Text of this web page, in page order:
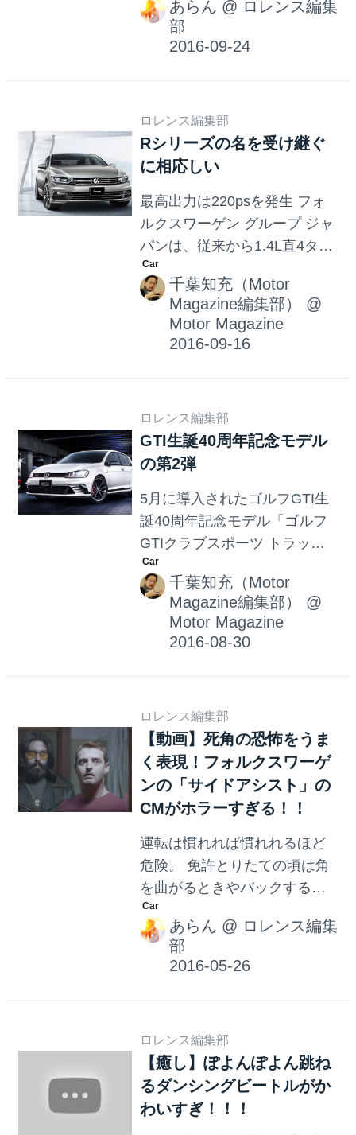
乗することができた。詳しい
試乗記はモーターマガジン12
随分と使い込まれたフォルク
スワーゲンのトラック。しか
し、このトラックを侮っては
す！！ 遠心力に逆らいながら
もエンジン全開でサーキット
を華麗にグルっと走っていき
ます！ 人は見た目ではないの
と、同じで車も見た目で判断
してはいけませんね。 それで
は動画をご覧ください！
あらん @ ロレンス編集
部
ロレンス編集部
Rシリーズの名を受け継ぐ
に相応しい
最高出力は220psを発生 フォ
ルクスワーゲン グループ ジャ
パンは、従来から1.4L直4ター
ボエンジンを採用してきたパ
サートRライン／パサートヴァ
リアントRラインに、よりパワ
フルな2L直4ターボエンジンを
日より発売している。 このパ
サート2.0TSI Rライン／パサ
ートヴァリント2.0TSI Rライ
ンが搭載した2.0TSIエンジン
は、スポーツモデルの「ゴル
フGTI」と同じ最高出力
162kW（220ps）と最大トルク
350Nmを発生し、アダプティ
ブシャシーコントロー
ル“DCC”を標準装備し...
千葉知充（Motor
Magazine編集部）
@
Motor Magazine
ロレンス編集部
GTI生誕40周年記念モデル
の第2弾
5月に導入されたゴルフGTI生
誕40周年記念モデル「ゴルフ
GTIクラブスポーツ トラック
エディション（限定400台）」
に続く第2弾が発売された。そ
れが「ゴルフGTIクラブスポー
ツ ストリート エディション」
秒間「ゴルフR」を超える最高
出力290psと最大トルク
380Nmを発生できるブースト
機能付き2LのTSIエンジンを搭
載する。さらに電子制御式フ
ロントディファレンシャルロ
ックと大型ブレーキディスク
（フロント340×30mm、リア
312×20mm）、アダプティブ
シャシーコントロールDCCな
ども標準装...
千葉知充（Motor
Magazine編集部）
@
Motor Magazine
ロレンス編集部
【動画】死角の恐怖をうま
く表現！フォルクスワーゲ
ンの「サイドアシスト」の
CMがホラーすぎる！！
運転は慣れれば慣れれるほど
危険。 免許とりたての頃は角
を曲がるときやバックすると
き、きちんと後方確認をして
いたという人でも、慣れるど
うしても細かい動作を怠って
しまうのが人間です。 だけど
のフォルクスワーゲンのCMは
死角の恐怖を訴えています。
夜の洗面所。 何か気配を感じ
る…。 ミラーの裏からシェー
あらん @ ロレンス編集
部
ロレンス編集部
【癒し】ぽよんぽよん跳ね
るダンシングビートルがか
わいすぎ！！！